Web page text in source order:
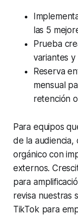
las 5
Prueba
variantes
Reserva
mensual
retención
Para equipos
de la audiencia,
orgánico con
externos.
para
revisa nuestras
TikTok para